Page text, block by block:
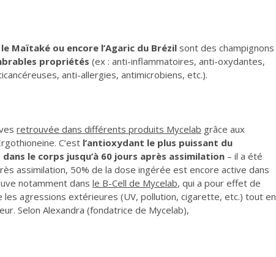
le Maïtaké ou encore l’Agaric du Brézil sont des champignons
propriétés (ex : anti-inflammatoires, anti-oxydantes,
anti-allergies, antimicrobiens, etc.).
retrouvée dans différents produits Mycelab grâce aux
C’est l’antioxydant le plus puissant du
le corps jusqu’à 60 jours après assimilation – il a été
assimilation, 50% de la dose ingérée est encore active dans
notamment dans le B-Cell de Mycelab, qui a pour effet de
agressions extérieures (UV, pollution, cigarette, etc.) tout en
Selon Alexandra (fondatrice de Mycelab),